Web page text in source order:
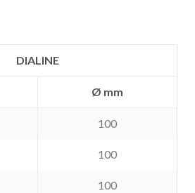
DIALINE
Ø mm
100
100
100